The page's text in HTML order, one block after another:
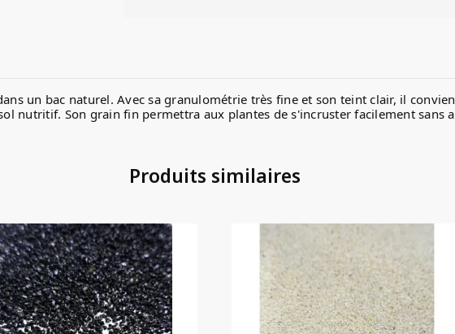
un bac naturel. Avec sa granulométrie très fine et son teint clair, il
nutritif. Son grain fin permettra aux plantes de s'incruster facilement sans
Produits similaires